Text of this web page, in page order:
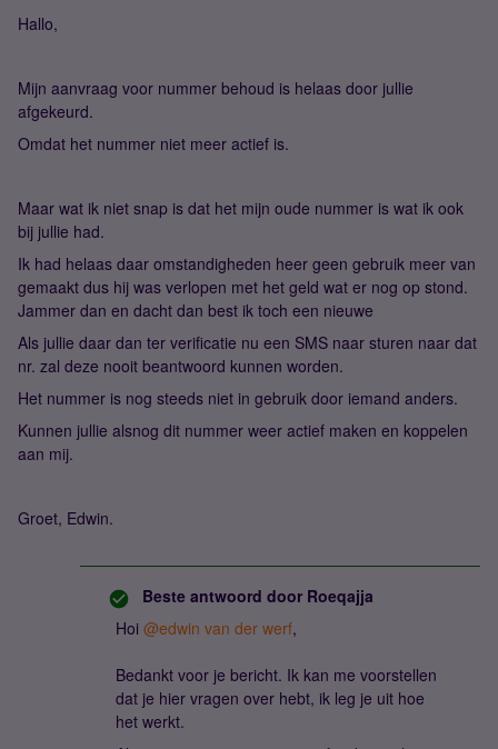
Hallo,
Mijn aanvraag voor nummer behoud is helaas door jullie
afgekeurd.
Omdat het nummer niet meer actief is.
Maar wat ik niet snap is dat het mijn oude nummer is wat ik ook
bij jullie had.
Ik had helaas daar omstandigheden heer geen gebruik meer van
gemaakt dus hij was verlopen met het geld wat er nog op stond.
Jammer dan en dacht dan best ik toch een nieuwe
Als jullie daar dan ter verificatie nu een SMS naar sturen naar dat
nr. zal deze nooit beantwoord kunnen worden.
Het nummer is nog steeds niet in gebruik door iemand anders.
Kunnen jullie alsnog dit nummer weer actief maken en koppelen
aan mij.
Groet, Edwin.
Beste antwoord door Roeqajja
Hoi @edwin van der werf,
Bedankt voor je bericht. Ik kan me voorstellen
dat je hier vragen over hebt, ik leg je uit hoe
het werkt.